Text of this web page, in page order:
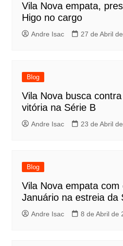
Vila Nova empata,
Higo no cargo
Andre Isac 27 de Abril
Blog
Vila Nova busca
vitória na Série B
Andre Isac 23 de Abril
Blog
Vila Nova empata
Januário na estreia da
Andre Isac 8 de Abril de